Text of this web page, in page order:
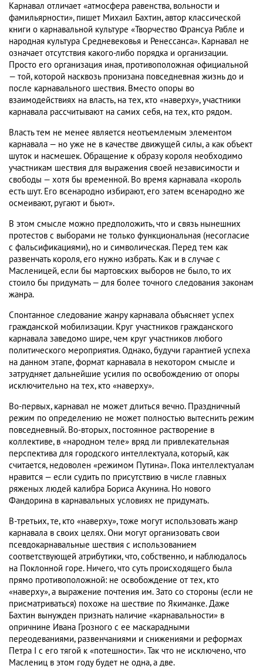
Карнавал отличает «атмосфера равенства, вольности и
фамильярности», пишет Михаил Бахтин, автор классической
книги о карнавальной культуре «Творчество Франсуа Рабле и
народная культура Средневековья и Ренессанса». Карнавал не
означает отсутствия какого-либо порядка и организации.
Просто его организация иная, противоположная официальной
— той, которой насквозь пронизана повседневная жизнь до и
после карнавального шествия. Вместо опоры во
взаимодействиях на власть, на тех, кто «наверху», участники
карнавала рассчитывают на самих себя, на тех, кто рядом.
Власть тем не менее является неотъемлемым элементом
карнавала — но уже не в качестве движущей силы, а как объект
шуток и насмешек. Обращение к образу короля необходимо
участникам шествия для выражения своей независимости и
свободы — хотя бы временной. Во время карнавала «король
есть шут. Его всенародно избирают, его затем всенародно же
осмеивают, ругают и бьют».
В этом смысле можно предположить, что и связь нынешних
протестов с выборами не только функциональная (несогласие
с фальсификациями), но и символическая. Перед тем как
развенчать короля, его нужно избрать. Как и в случае с
Масленицей, если бы мартовских выборов не было, то их
стоило бы придумать — для более точного следования законам
жанра.
Спонтанное следование жанру карнавала объясняет успех
гражданской мобилизации. Круг участников гражданского
карнавала заведомо шире, чем круг участников любого
политического мероприятия. Однако, будучи гарантией успеха
на данном этапе, формат карнавала в некотором смысле и
затрудняет дальнейшие усилия по освобождению от опоры
исключительно на тех, кто «наверху».
Во-первых, карнавал не может длиться вечно. Праздничный
режим по определению не может полностью вытеснить режим
повседневный. Во-вторых, постоянное растворение в
коллективе, в «народном теле» вряд ли привлекательная
перспектива для городского интеллектуала, который, как
считается, недоволен «режимом Путина». Пока интеллектуалам
нравится — если судить по присутствию в числе главных
ряженых людей калибра Бориса Акунина. Но нового
Фандорина в карнавальных условиях не придумать.
В-третьих, те, кто «наверху», тоже могут использовать жанр
карнавала в своих целях. Они могут организовать свои
псевдокарнавальные шествия с использованием
соответствующей атрибутики, что, собственно, и наблюдалось
на Поклонной горе. Ничего, что суть происходящего была
прямо противоположной: не освобождение от тех, кто
«наверху», а выражение почтения им. Зато со стороны (если не
присматриваться) похоже на шествие по Якиманке. Даже
Бахтин вынужден признать наличие «карнавальности» в
опричнине Ивана Грозного с ее маскарадными
переодеваниями, развенчаниями и снижениями и реформах
Петра I с его тягой к «потешности». Так что не исключено, что
Маслениц в этом году будет не одна, а две.